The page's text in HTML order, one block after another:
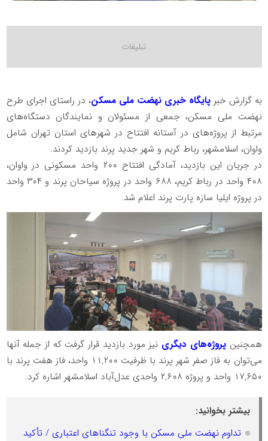
به گزارش خبر پایگاه خبری نهضت ملی مسکن، در راستای اجرای طرح
نهضت ملی مسکن، جمعی از مسئولان و نمایندگان دستگاه‌های
مرتبط از پروژه‌های در آستانه افتتاح در شهرهای استان تهران شامل
واوان، اسلامشهر، رباط کریم و شهر جدید پرند بازدید کردند.
در جریان این بازدید، آمادگی افتتاح ۲۰۰ واحد مسکونی در واوان،
۴۰۸ واحد در رباط کریم، ۶۸۸ واحد در پروژه سیاحان پرند و ۳۰۴ واحد
در پروژه ایلیا سازه پارت پرند اعلام شد.
همچنین پروژه‌های دیگری نیز مورد بازدید قرار گرفت که از جمله آنها
می‌توان به فاز صفر شهر پرند با ظرفیت ۱۱,۲۰۰ واحد، فاز هفت پرند با
۱۷,۶۵۰ واحد و پروژه ۲,۶۰۸ واحدی عدل‌آباد اسلامشهر اشاره کرد.
بیشتر بخوانید:
تداوم نهضت ملی مسکن با وجود تنگناهای اعتباری / تأکید